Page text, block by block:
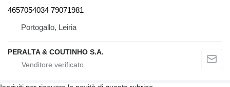
4657054034 79071981
Portogallo, Leiria
PERALTA & COUTINHO S.A.